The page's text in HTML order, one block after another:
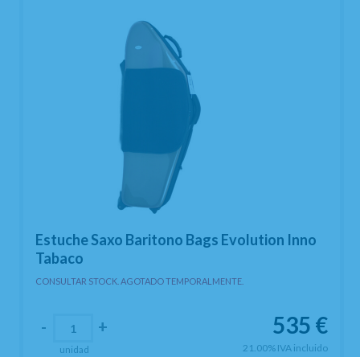
Estuche Saxo Baritono Bags Evolution Inno
Tabaco
CONSULTAR STOCK. AGOTADO TEMPORALMENTE.
535 €
21.00% IVA incluido
- +
unidad